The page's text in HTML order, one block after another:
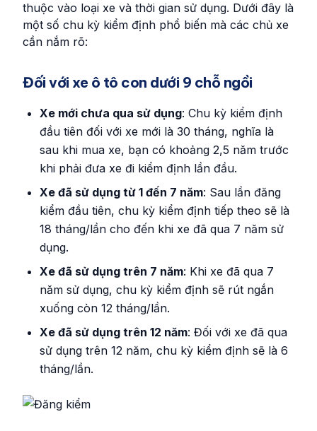
thuộc vào loại xe và thời gian sử dụng. Dưới đây là
một số chu kỳ kiểm định phổ biến mà các chủ xe
cần nắm rõ:
Đối với xe ô tô con dưới 9 chỗ ngồi
Xe mới chưa qua sử dụng: Chu kỳ kiểm định
đầu tiên đối với xe mới là 30 tháng, nghĩa là
sau khi mua xe, bạn có khoảng 2,5 năm trước
khi phải đưa xe đi kiểm định lần đầu.
Xe đã sử dụng từ 1 đến 7 năm: Sau lần đăng
kiểm đầu tiên, chu kỳ kiểm định tiếp theo sẽ là
18 tháng/lần cho đến khi xe đã qua 7 năm sử
dụng.
Xe đã sử dụng trên 7 năm: Khi xe đã qua 7
năm sử dụng, chu kỳ kiểm định sẽ rút ngắn
xuống còn 12 tháng/lần.
Xe đã sử dụng trên 12 năm: Đối với xe đã qua
sử dụng trên 12 năm, chu kỳ kiểm định sẽ là 6
tháng/lần.